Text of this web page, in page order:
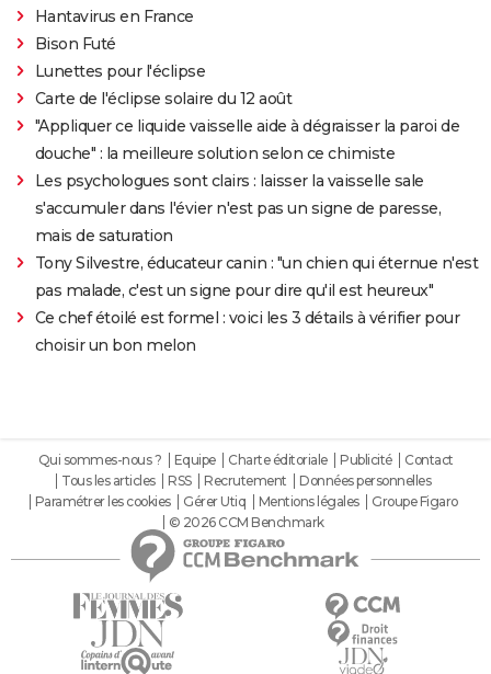
Hantavirus en France
Bison Futé
Lunettes pour l'éclipse
Carte de l'éclipse solaire du 12 août
"Appliquer ce liquide vaisselle aide à dégraisser la paroi de
douche" : la meilleure solution selon ce chimiste
Les psychologues sont clairs : laisser la vaisselle sale
s'accumuler dans l'évier n'est pas un signe de paresse,
mais de saturation
Tony Silvestre, éducateur canin : "un chien qui éternue n'est
pas malade, c'est un signe pour dire qu'il est heureux"
Ce chef étoilé est formel : voici les 3 détails à vérifier pour
choisir un bon melon
Qui sommes-nous ? Equipe Charte éditoriale Publicité
Contact
Tous les articles
RSS Recrutement
Données personnelles
Paramétrer les cookies
Gérer Utiq Mentions légales
Groupe Figaro
© 2026 CCM Benchmark